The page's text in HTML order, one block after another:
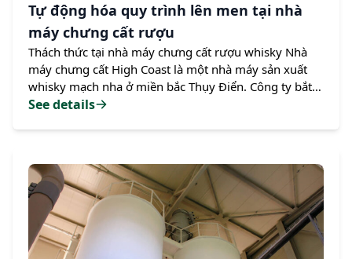
Tự động hóa quy trình lên men tại nhà
máy chưng cất rượu
Thách thức tại nhà máy chưng cất rượu whisky Nhà
máy chưng cất High Coast là một nhà máy sản xuất
whisky mạch nha ở miền bắc Thụy Điển. Công ty bắt
đầu chưng cất vào năm 2010 và hiện có công suất
whisky) từ phía trên bồn. Các bồn có cánh khuấy với
lưỡi phẳng được sử dụng để cắt bọt trong quá trình
lên men. Khi nạp bồn,…
See details